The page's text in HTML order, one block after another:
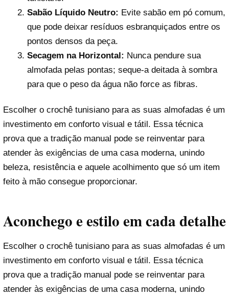
Sabão Líquido Neutro: Evite sabão em pó comum,
que pode deixar resíduos esbranquiçados entre os
pontos densos da peça.
Secagem na Horizontal: Nunca pendure sua
almofada pelas pontas; seque-a deitada à sombra
para que o peso da água não force as fibras.
Escolher o crochê tunisiano para as suas almofadas é um
investimento em conforto visual e tátil. Essa técnica
prova que a tradição manual pode se reinventar para
atender às exigências de uma casa moderna, unindo
beleza, resistência e aquele acolhimento que só um item
feito à mão consegue proporcionar.
Aconchego e estilo em cada detalhe
Escolher o crochê tunisiano para as suas almofadas é um
investimento em conforto visual e tátil. Essa técnica
prova que a tradição manual pode se reinventar para
atender às exigências de uma casa moderna, unindo